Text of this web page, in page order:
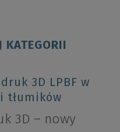
KATEGORII
3D LPBF w
tłumików
3D – nowy